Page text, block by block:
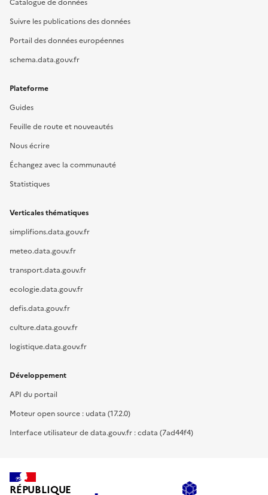
Suivre les publications des données
Portail des données européennes
schema.data.gouv.fr
Plateforme
Guides
Feuille de route et nouveautés
Nous écrire
Échangez avec la communauté
Statistiques
Verticales thématiques
simplifions.data.gouv.fr
meteo.data.gouv.fr
transport.data.gouv.fr
ecologie.data.gouv.fr
defis.data.gouv.fr
culture.data.gouv.fr
logistique.data.gouv.fr
Développement
API du portail
Moteur open source : udata (17.2.0)
Interface utilisateur de data.gouv.fr : cdata (7ad44f4)
RÉPUBLIQUE